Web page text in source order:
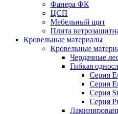
Фанера ФК
ЦСП
Мебельный щит
Плита
Кровельные материалы
Кровельные
Чердачные
Гибкая
Серия
Серия
Серия
Серия